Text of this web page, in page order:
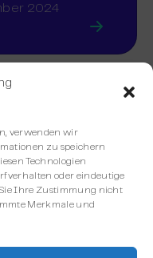
verwenden wir
zu speichern
Technologien
oder eindeutige
Sie Ihre Zustimmung nicht
Merkmale und
2024